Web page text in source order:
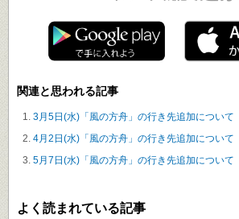
関連と思われる記事
3月5日(水)「風の方舟」の行き先追加について
4月2日(水)「風の方舟」の行き先追加について
5月7日(水)「風の方舟」の行き先追加について
よく読まれている記事